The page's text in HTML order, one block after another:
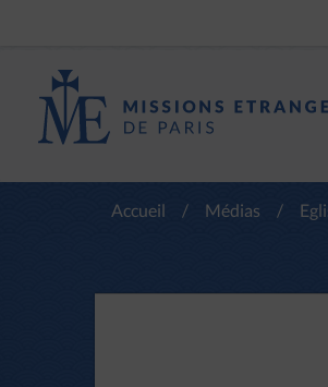
Accueil / Médias /